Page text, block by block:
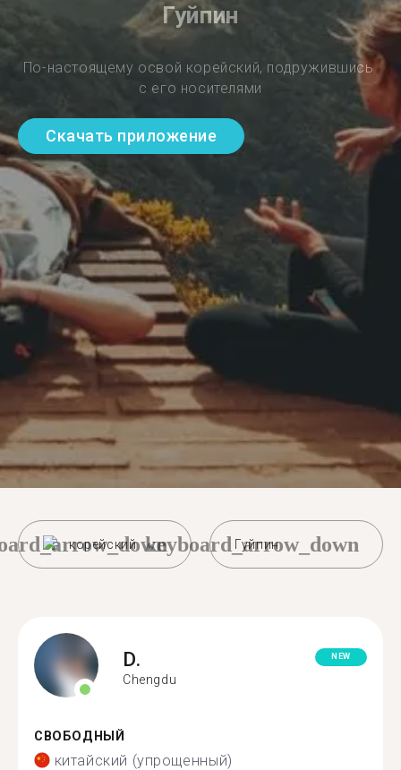
Гуйпин
По-настоящему освой корейский, подружившись
с его носителями
Скачать приложение
корейский Гуйпин
keyboard_arrow_down
D.
Chengdu
NEW
СВОБОДНЫЙ
китайский (упрощенный)